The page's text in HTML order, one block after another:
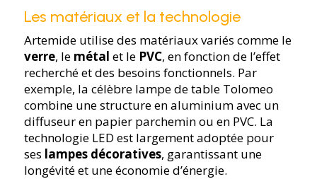
Les matériaux et la technologie
Artemide utilise des matériaux variés comme le
verre, le métal et le PVC, en fonction de l’effet
recherché et des besoins fonctionnels. Par
exemple, la célèbre lampe de table Tolomeo
combine une structure en aluminium avec un
diffuseur en papier parchemin ou en PVC. La
technologie LED est largement adoptée pour
ses lampes décoratives, garantissant une
longévité et une économie d’énergie.